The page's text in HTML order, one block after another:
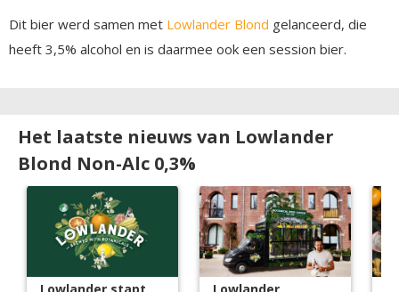
Dit bier werd samen met Lowlander Blond gelanceerd, die
heeft 3,5% alcohol en is daarmee ook een session bier.
Het laatste nieuws van Lowlander
Blond Non-Alc 0,3%
Lowlander stapt Lowlander